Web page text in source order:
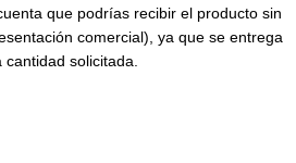
que podrías recibir el producto sin
comercial), ya que se entrega
solicitada.